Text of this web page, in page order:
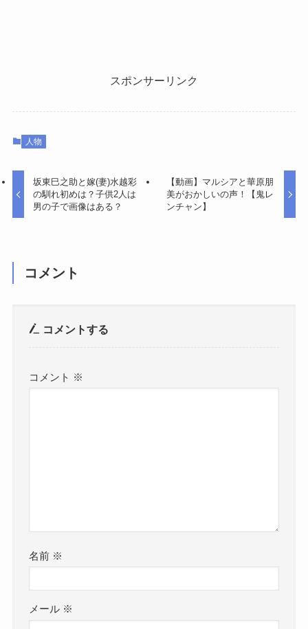
スポンサーリンク
人物
坂東巳之助と嫁(妻)水越彩
の馴れ初めは？子供2人は
男の子で画像はある？
【動画】マルシアと華原朋
美がおかしいの声！【鬼レ
ンチャン】
コメント
コメントする
コメント ※
名前 ※
メール ※